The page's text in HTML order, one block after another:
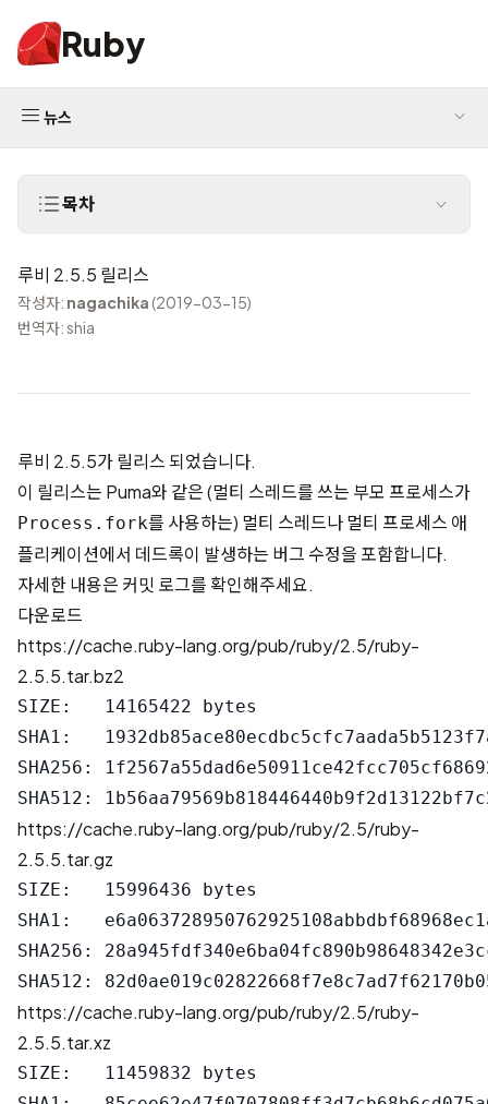
Ruby
뉴스
목차
루비 2.5.5 릴리스
작성자: nagachika (2019-03-15)
번역자: shia
루비 2.5.5가 릴리스 되었습니다.
이 릴리스는 Puma와 같은 (멀티 스레드를 쓰는 부모 프로세스가
Process.fork를 사용하는) 멀티 스레드나 멀티 프로세스 애
플리케이션에서 데드록이 발생하는 버그 수정을 포함합니다.
자세한 내용은 커밋 로그를 확인해주세요.
다운로드
https://cache.ruby-lang.org/pub/ruby/2.5/ruby-
2.5.5.tar.bz2
SIZE:   14165422 bytes
SHA1:
SHA256:
https://cache.ruby-lang.org/pub/ruby/2.5/ruby-
2.5.5.tar.gz
SIZE:   15996436 bytes
SHA1:
SHA256:
https://cache.ruby-lang.org/pub/ruby/2.5/ruby-
2.5.5.tar.xz
SIZE:   11459832 bytes